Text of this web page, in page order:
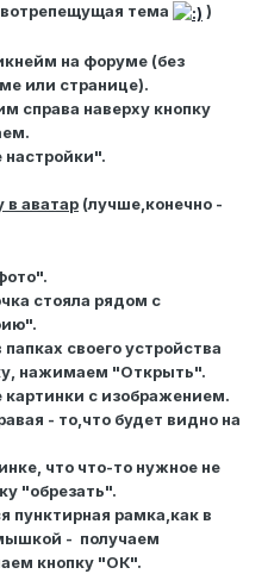
тема
)
на форуме (без
или странице).
справа наверху кнопку
в аватар (лучше,конечно -
стояла рядом с
своего устройства
нажимаем "Открыть".
с изображением.
- то,что будет видно на
что что-то нужное не
"обрезать".
пунктирная рамка,как в
- получаем
кнопку "ОК".